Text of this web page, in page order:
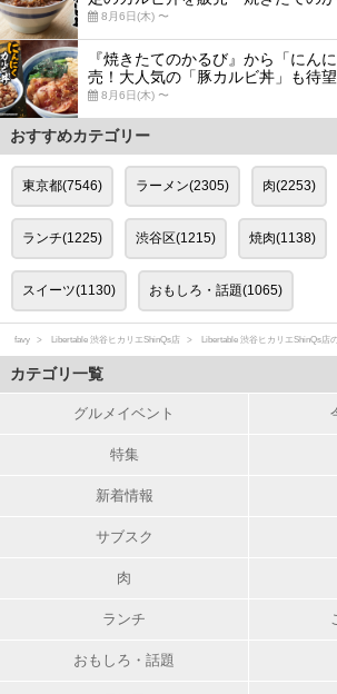
8月6日(木) 〜
『焼きたてのかるび』から「にん
売！大人気の「豚カルビ丼」も待
8月6日(木) 〜
おすすめカテゴリー
東京都(7546) ラーメン(2305) 肉(2253)
ランチ(1225) 渋谷区(1215) 焼肉(1138)
スイーツ(1130) おもしろ・話題(1065)
favy Libertable 渋谷ヒカリエShinQs店 Libertable 渋谷ヒカリエShinQs店
カテゴリ一覧
グルメイベント
特集
新着情報
サブスク
肉
ランチ
おもしろ・話題